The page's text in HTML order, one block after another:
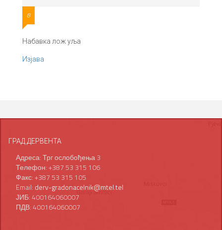
8
Набавка лож уља
Изјава
ГРАД ДЕРВЕНТА
Адреса: Трг ослобођења 3
Телефон: +387 53 315 106
Факс: +387 53 315 105
Email: derv-gradonacelnik@mtel.tel
ЈИБ: 400164060007
ПДВ: 400164060007